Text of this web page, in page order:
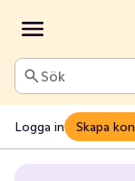
Sök
Logga in Skapa